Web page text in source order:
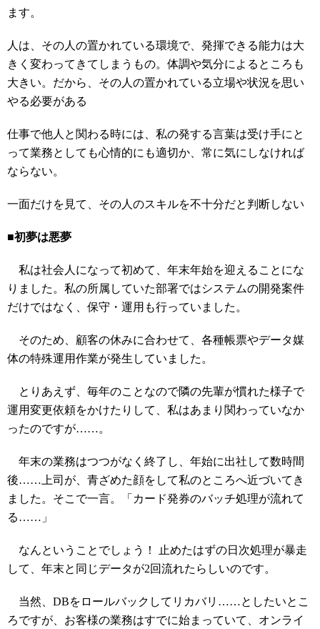
ます。
人は、その人の置かれている環境で、発揮できる能力は大
きく変わってきてしまうもの。体調や気分によるところも
大きい。だから、その人の置かれている立場や状況を思い
やる必要がある
仕事で他人と関わる時には、私の発する言葉は受け手にと
って業務としても心情的にも適切か、常に気にしなければ
ならない。
一面だけを見て、その人のスキルを不十分だと判断しない
■初夢は悪夢
私は社会人になって初めて、年末年始を迎えることにな
りました。私の所属していた部署ではシステムの開発案件
だけではなく、保守・運用も行っていました。
そのため、顧客の休みに合わせて、各種帳票やデータ媒
体の特殊運用作業が発生していました。
とりあえず、毎年のことなので隣の先輩が慣れた様子で
運用変更依頼をかけたりして、私はあまり関わっていなか
ったのですが……。
年末の業務はつつがなく終了し、年始に出社して数時間
後……上司が、青ざめた顔をして私のところへ近づいてき
ました。そこで一言。「カード発券のバッチ処理が流れて
る……」
なんということでしょう！ 止めたはずの日次処理が暴走
して、年末と同じデータが2回流れたらしいのです。
当然、DBをロールバックしてリカバリ……としたいとこ
ろですが、お客様の業務はすでに始まっていて、オンライ